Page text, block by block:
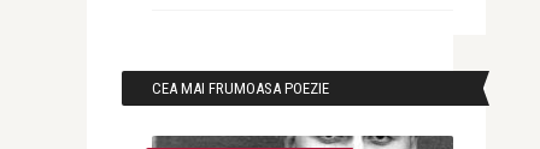
CEA MAI FRUMOASA POEZIE